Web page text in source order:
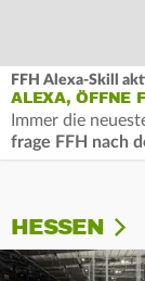
FFH Alexa-Skill
ALEXA, ÖFFNE
Immer die
frage FFH nach
HESSEN